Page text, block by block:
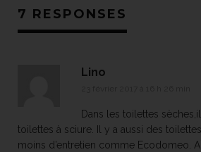
7 RESPONSES
Lino
Dans les toilettes
toilettes à sciure. Il y a aussi des
moins d’entretien comme Ecodomeo.